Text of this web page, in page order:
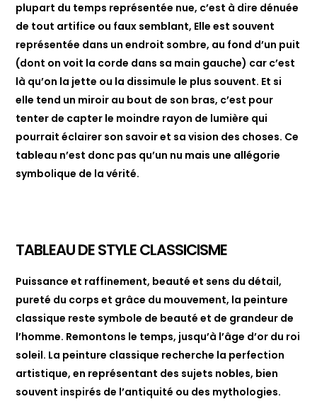
plupart du temps représentée nue, c’est à dire dénuée
de tout artifice ou faux semblant, Elle est souvent
représentée dans un endroit sombre, au fond d’un puit
(dont on voit la corde dans sa main gauche) car c’est
là qu’on la jette ou la dissimule le plus souvent. Et si
elle tend un miroir au bout de son bras, c’est pour
tenter de capter le moindre rayon de lumière qui
pourrait éclairer son savoir et sa vision des choses. Ce
tableau n’est donc pas qu’un nu mais une allégorie
symbolique de la vérité.
TABLEAU DE STYLE CLASSICISME
Puissance et raffinement, beauté et sens du détail,
pureté du corps et grâce du mouvement, la peinture
classique reste symbole de beauté et de grandeur de
l’homme. Remontons le temps, jusqu’à l’âge d’or du roi
soleil. La peinture classique recherche la perfection
artistique, en représentant des sujets nobles, bien
souvent inspirés de l’antiquité ou des mythologies.